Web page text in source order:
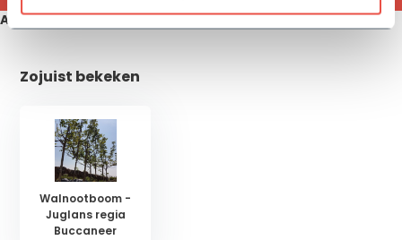
Aanbevolen producten
Zojuist bekeken
Walnootboom -
Juglans regia
Buccaneer